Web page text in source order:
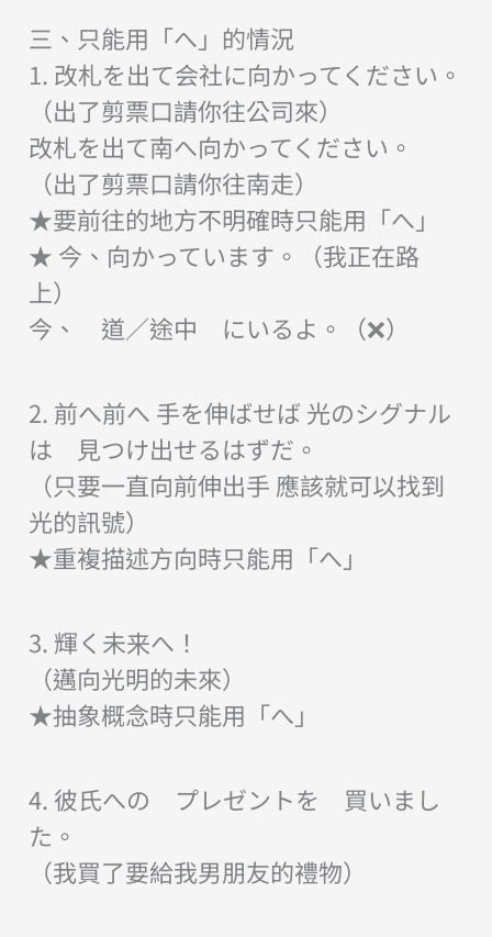
三、只能用「へ」的情況
1. 改札を出て会社に向かってください。
（出了剪票口請你往公司來）
改札を出て南へ向かってください。
（出了剪票口請你往南走）
★要前往的地方不明確時只能用「へ」
★ 今、向かっています。（我正在路
上）
今、 道／途中 にいるよ。（❌）
2. 前へ前へ 手を伸ばせば 光のシグナル
は 見つけ出せるはずだ。
（只要一直向前伸出手 應該就可以找到
光的訊號）
★重複描述方向時只能用「へ」
3. 輝く未来へ！
（邁向光明的未來）
★抽象概念時只能用「へ」
4. 彼氏への プレゼントを 買いまし
た。
（我買了要給我男朋友的禮物）